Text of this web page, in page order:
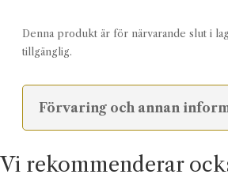
Denna produkt är för närvarande slut i
tillgänglig.
Förvaring och annan
Vi rekommenderar